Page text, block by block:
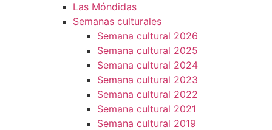
Las Móndidas
Semanas culturales
Semana cultural 2026
Semana cultural 2025
Semana cultural 2024
Semana cultural 2023
Semana cultural 2022
Semana cultural 2021
Semana cultural 2019